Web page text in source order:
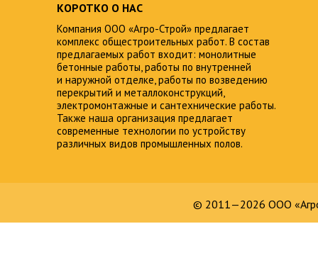
КОРОТКО О НАС
Компания ООО «Агро-Строй» предлагает
комплекс общестроительных работ. В состав
предлагаемых работ входит: монолитные
бетонные работы, работы по внутренней
и наружной отделке, работы по возведению
перекрытий и металлоконструкций,
электромонтажные и сантехнические работы.
Также наша организация предлагает
современные технологии по устройству
различных видов промышленных полов.
© 2011—2026 ООО